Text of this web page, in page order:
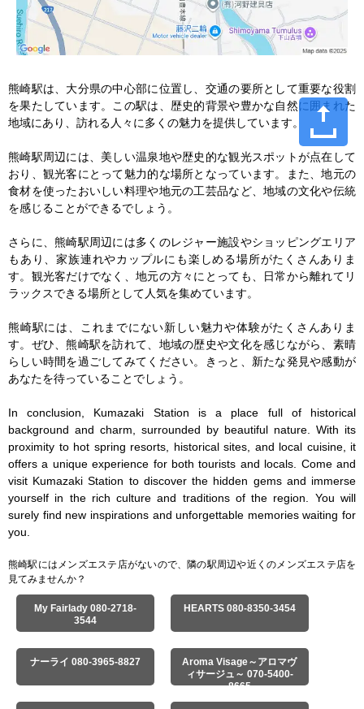
熊崎駅は、大分県の中心部に位置し、交通の要所として重要な役割
を果たしています。この駅は、歴史的背景や豊かな自然に囲まれた
地域にあり、訪れる人々に多くの魅力を提供しています。
熊崎駅周辺には、美しい温泉地や歴史的な観光スポットが点在して
おり、観光客にとって魅力的な場所となっています。また、地元の
食材を使ったおいしい料理や地元の工芸品など、地域の文化や伝統
を感じることができるでしょう。
さらに、熊崎駅周辺には多くのレジャー施設やショッピングエリア
もあり、家族連れやカップルにも楽しめる場所がたくさんありま
す。観光客だけでなく、地元の方々にとっても、日常から離れてリ
ラックスできる場所として人気を集めています。
熊崎駅には、これまでにない新しい魅力や体験がたくさんありま
す。ぜひ、熊崎駅を訪れて、地域の歴史や文化を感じながら、素晴
らしい時間を過ごしてみてください。きっと、新たな発見や感動が
あなたを待っていることでしょう。
In conclusion, Kumazaki Station is a place full of historical
background and charm, surrounded by beautiful nature. With its
proximity to hot spring resorts, historical sites, and local cuisine, it
offers a unique experience for both tourists and locals. Come and
visit Kumazaki Station to discover the hidden gems and immerse
yourself in the rich culture and traditions of the region. You will
surely find new inspirations and unforgettable memories waiting for
you.
熊崎駅にはメンズエステ店がないので、隣の駅周辺や近くのメンズエステ店を
見てみませんか？
My Fairlady 080-2718-
3544
HEARTS 080-8350-3454
ナーライ 080-3965-8827
Aroma Visage～アロマヴ
ィサージュ～ 070-5400-
8665